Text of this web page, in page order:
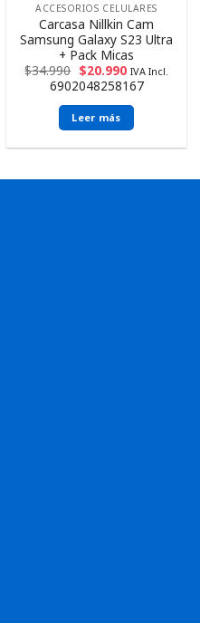
ACCESORIOS CELULARES
Carcasa Nillkin Cam
Samsung Galaxy S23 Ultra
+ Pack Micas
$34.990 $20.990 IVA Incl.
6902048258167
Leer más